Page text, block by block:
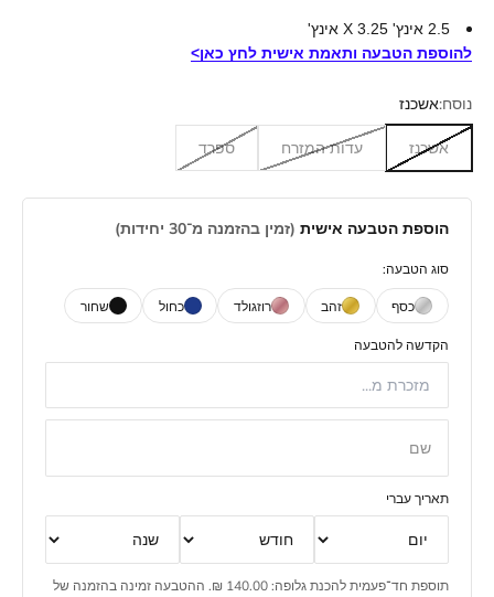
2.5 אינץ' X 3.25 אינץ'
להוספת הטבעה ותאמת אישית לחץ כאן>
נוסח:אשכנז
אשכנז עדות המזרח ספרד
הוספת הטבעה אישית (זמין בהזמנה מ־30 יחידות)
סוג הטבעה:
כסף זהב רוזגולד כחול שחור
הקדשה להטבעה
שם
תאריך עברי
תוספת חד־פעמית להכנת גלופה: 140.00 ₪. ההטבעה זמינה בהזמנה של